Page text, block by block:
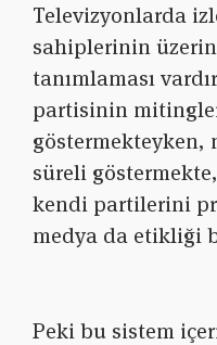
Televizyonlarda
sahiplerinin
tanımlaması
partisinin
göstermekteyken,
süreli
kendi partilerini
medya da etikliği
Peki bu sistem